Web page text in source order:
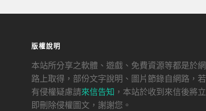
版權說明
本站所分享之軟體、遊戲、免費資源等都是於網
路上取得，部份文字說明、圖片節錄自網路，若
有侵權疑慮請來信告知 ，本站於收到來信後將立
即刪除侵權圖文，謝謝您。